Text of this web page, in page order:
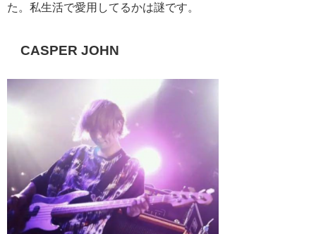
た。私生活で愛用してるかは謎です。
CASPER JOHN